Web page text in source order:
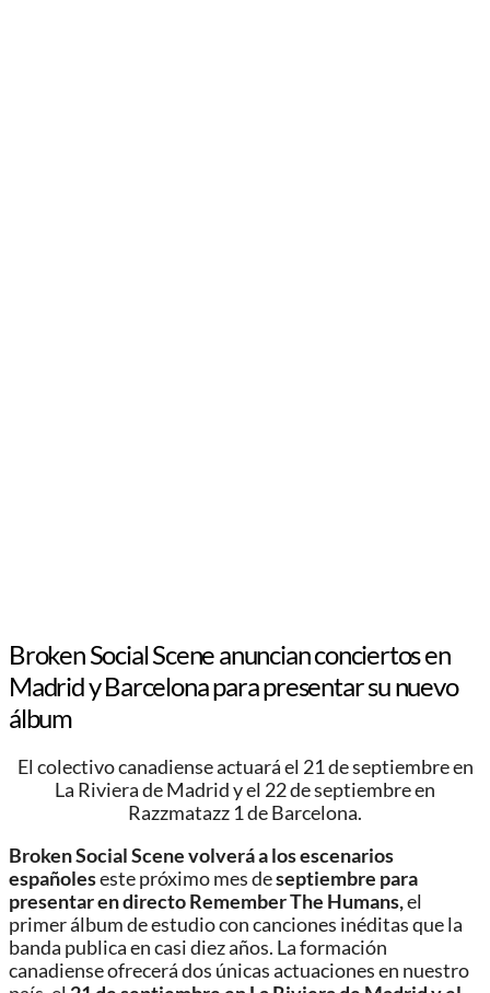
Broken Social Scene anuncian conciertos en
Madrid y Barcelona para presentar su nuevo
álbum
El colectivo canadiense actuará el 21 de septiembre en
La Riviera de Madrid y el 22 de septiembre en
Razzmatazz 1 de Barcelona.
Broken Social Scene volverá a los escenarios
españoleseste próximo mes deseptiembre para
presentar en directo Remember The Humans,el
primer álbum de estudio con canciones inéditas que la
banda publica en casi diez años. La formación
canadiense ofrecerá dos únicas actuaciones en nuestro